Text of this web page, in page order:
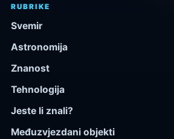
RUBRIKE
Svemir
Astronomija
Znanost
Tehnologija
Jeste li znali?
Međuzvjezdani objekti